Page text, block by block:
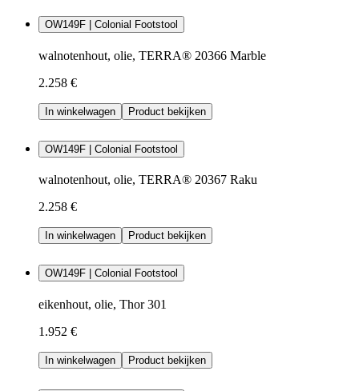
OW149F | Colonial Footstool
walnotenhout, olie, TERRA® 20366 Marble
2.258 €
In winkelwagen Product bekijken
OW149F | Colonial Footstool
walnotenhout, olie, TERRA® 20367 Raku
2.258 €
In winkelwagen Product bekijken
OW149F | Colonial Footstool
eikenhout, olie, Thor 301
1.952 €
In winkelwagen Product bekijken